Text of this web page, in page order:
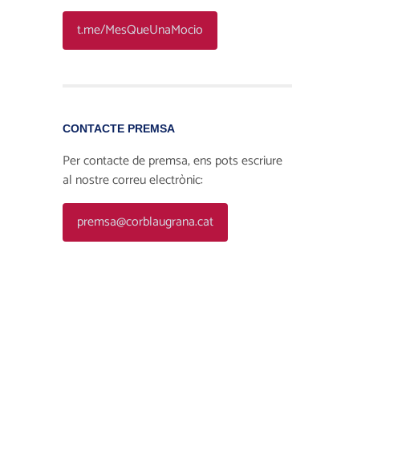
t.me/MesQueUnaMocio
CONTACTE PREMSA
Per contacte de premsa, ens pots escriure
al nostre correu electrònic:
premsa@corblaugrana.cat